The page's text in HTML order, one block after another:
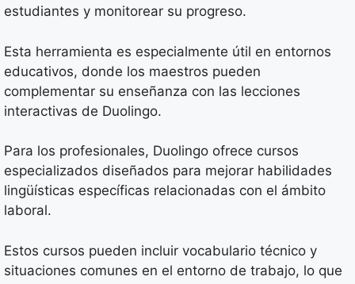
estudiantes y monitorear su progreso.
Esta herramienta es especialmente útil en entornos
educativos, donde los maestros pueden
complementar su enseñanza con las lecciones
interactivas de Duolingo.
Para los profesionales, Duolingo ofrece cursos
especializados diseñados para mejorar habilidades
lingüísticas específicas relacionadas con el ámbito
laboral.
Estos cursos pueden incluir vocabulario técnico y
situaciones comunes en el entorno de trabajo, lo que